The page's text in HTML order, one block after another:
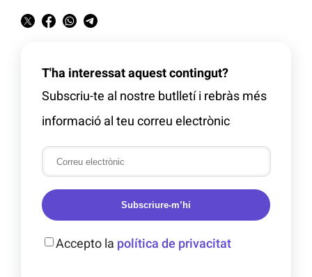
T'ha interessat aquest contingut?
Subscriu-te al nostre butlletí i rebràs més
informació al teu correu electrònic
Subscriure-m’hi
Accepto la política de privacitat